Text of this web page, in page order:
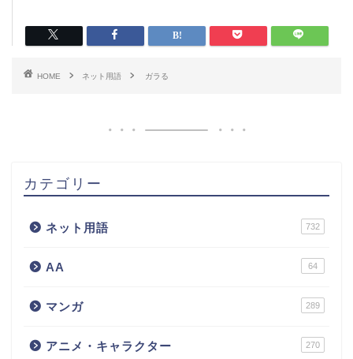
HOME ネット用語 ガラる
カテゴリー
ネット用語 732
AA 64
マンガ 289
アニメ・キャラクター 270